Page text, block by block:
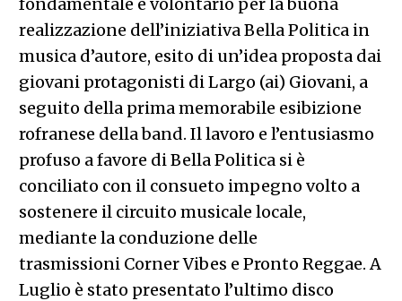
realizzazione dell’iniziativa Bella Politica in
musica d’autore, esito di un’idea proposta dai
giovani protagonisti di Largo (ai) Giovani, a
seguito della prima memorabile esibizione
rofranese della band. Il lavoro e l’entusiasmo
profuso a favore di Bella Politica si è
conciliato con il consueto impegno volto a
sostenere il circuito musicale locale,
mediante la conduzione delle
trasmissioni Corner Vibes e Pronto Reggae. A
Luglio è stato presentato l’ultimo disco